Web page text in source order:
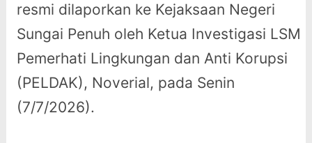
resmi dilaporkan ke Kejaksaan Negeri
Sungai Penuh oleh Ketua Investigasi LSM
Pemerhati Lingkungan dan Anti Korupsi
(PELDAK), Noverial, pada Senin
(7/7/2026).